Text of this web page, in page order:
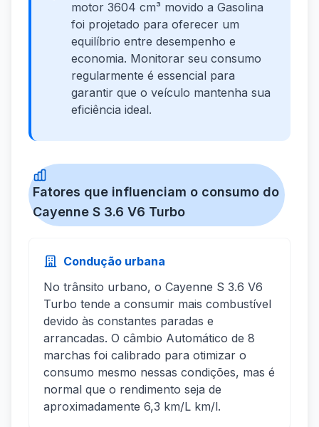
motor 3604 cm³ movido a Gasolina
foi projetado para oferecer um
equilíbrio entre desempenho e
economia. Monitorar seu consumo
regularmente é essencial para
garantir que o veículo mantenha sua
eficiência ideal.
Fatores que influenciam o consumo do
Cayenne S 3.6 V6 Turbo
Condução urbana
No trânsito urbano, o Cayenne S 3.6 V6
Turbo tende a consumir mais combustível
devido às constantes paradas e
arrancadas. O câmbio Automático de 8
marchas foi calibrado para otimizar o
consumo mesmo nessas condições, mas é
normal que o rendimento seja de
aproximadamente 6,3 km/L km/l.